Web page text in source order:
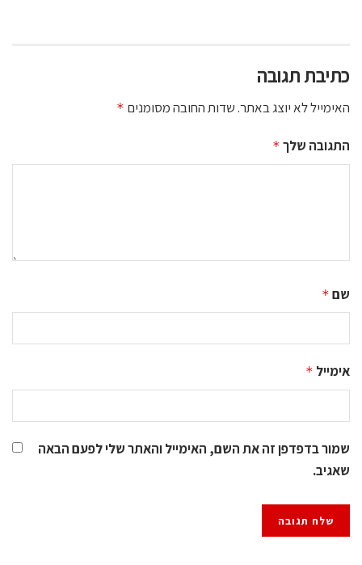
כתיבת תגובה
האימייל לא יוצג באתר.שדות החובה מסומנים *
התגובה שלך *
שם *
אימייל *
שמור בדפדפן זה את השם, האימייל והאתר שלי לפעם הבאה
שאגיב.